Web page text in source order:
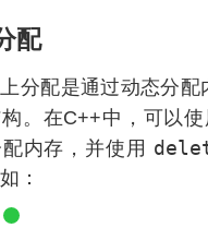
配
分配是通过动态分配
。在C++中，可以使
内存，并使用
：